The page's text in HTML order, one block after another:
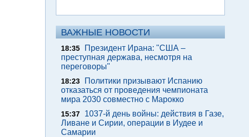
ВАЖНЫЕ НОВОСТИ
18:35
Президент Ирана: "США –
преступная держава, несмотря на
переговоры"
18:23
Политики призывают Испанию
отказаться от проведения чемпионата
мира 2030 совместно с Марокко
15:37
1037-й день войны: действия в Газе,
Ливане и Сирии, операции в Иудее и
Самарии